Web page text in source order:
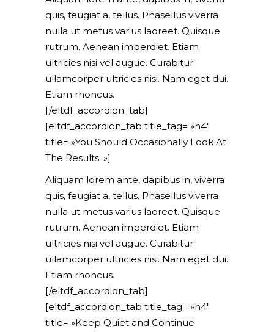
quis, feugiat a, tellus. Phasellus viverra
nulla ut metus varius laoreet. Quisque
rutrum. Aenean imperdiet. Etiam
ultricies nisi vel augue. Curabitur
ullamcorper ultricies nisi. Nam eget dui.
Etiam rhoncus.
[/eltdf_accordion_tab]
[eltdf_accordion_tab title_tag= »h4″
title= »You Should Occasionally Look At
The Results. »]
Aliquam lorem ante, dapibus in, viverra
quis, feugiat a, tellus. Phasellus viverra
nulla ut metus varius laoreet. Quisque
rutrum. Aenean imperdiet. Etiam
ultricies nisi vel augue. Curabitur
ullamcorper ultricies nisi. Nam eget dui.
Etiam rhoncus.
[/eltdf_accordion_tab]
[eltdf_accordion_tab title_tag= »h4″
title= »Keep Quiet and Continue